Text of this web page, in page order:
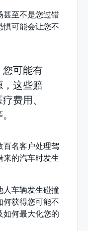
甚至不是您过错
惧可能会让您不
您可能有
，这些赔
费用、
百名客户处理驾
来的汽车时发生
人车辆发生碰撞
何获得您可能不
如何最大化您的